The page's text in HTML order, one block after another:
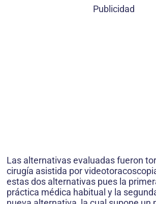
Publicidad
Las alternativas evaluadas fueron
cirugía asistida por
estas dos alternativas pues la
práctica médica habitual y la